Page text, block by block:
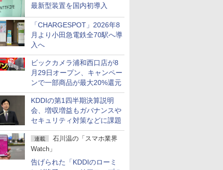
最新型装置を国内初導入
「CHARGESPOT」2026年8
月より小田急電鉄全70駅へ導
入へ
ビックカメラ浦和西口店が8
月29日オープン、キャンペー
ンで一部商品が最大20%還元
KDDIの第1四半期決算説明
会、増収増益もガバナンスや
セキュリティ対策などに課題
連載
石川温の「スマホ業界
Watch」
告げられた「KDDIのローミ